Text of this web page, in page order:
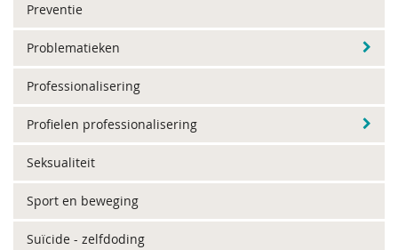
Preventie
Problematieken
Professionalisering
Profielen professionalisering
Seksualiteit
Sport en beweging
Suïcide - zelfdoding